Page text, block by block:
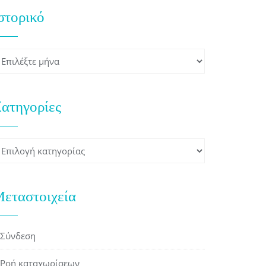
Σύνδεση
Ροή καταχωρίσεων